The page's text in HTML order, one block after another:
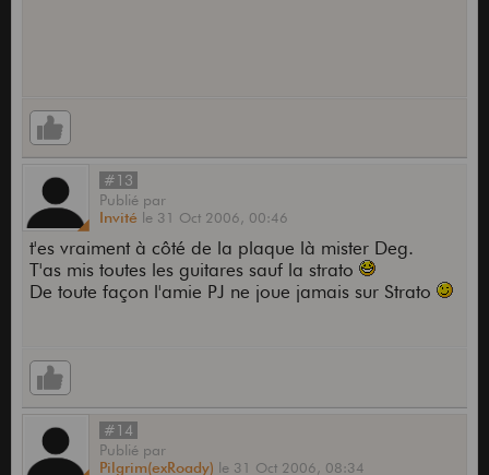
#13
Publié par
Invité le 31 Oct 2006, 00:46
t'es vraiment à côté de la plaque là mister Deg.
T'as mis toutes les guitares sauf la strato
De toute façon l'amie PJ ne joue jamais sur Strato
#14
Publié par
Pilgrim(exRoady) le 31 Oct 2006, 08:34